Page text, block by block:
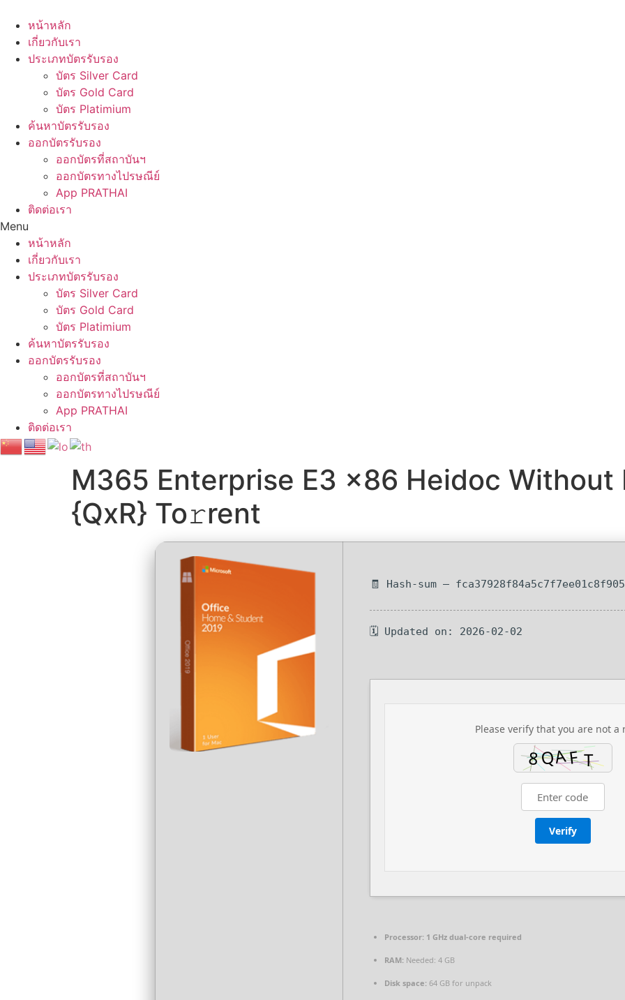
content
หน้าหลัก
เกี่ยวกับเรา
ประเภทบัตรรับรอง
บัตร Silver Card
บัตร Gold Card
บัตร Platimium
ค้นหาบัตรรับรอง
ออกบัตรรับรอง
ออกบัตรที่สถาบันฯ
ออกบัตรทางไปรษณีย์
App PRATHAI
ติดต่อเรา
Menu
หน้าหลัก
เกี่ยวกับเรา
ประเภทบัตรรับรอง
บัตร Silver Card
บัตร Gold Card
บัตร Platimium
ค้นหาบัตรรับรอง
ออกบัตรรับรอง
ออกบัตรที่สถาบันฯ
ออกบัตรทางไปรษณีย์
App PRATHAI
ติดต่อเรา
M365 Enterprise E3 x86 Heidoc Without
{QxR} To𝚛rent
🧾 Hash-sum —
🗓 Updated on: 2026-02-02
Please verify that you are not a
Verify
Processor: 1 GHz dual-core required
RAM: Needed: 4 GB
Disk space: 64 GB for unpack